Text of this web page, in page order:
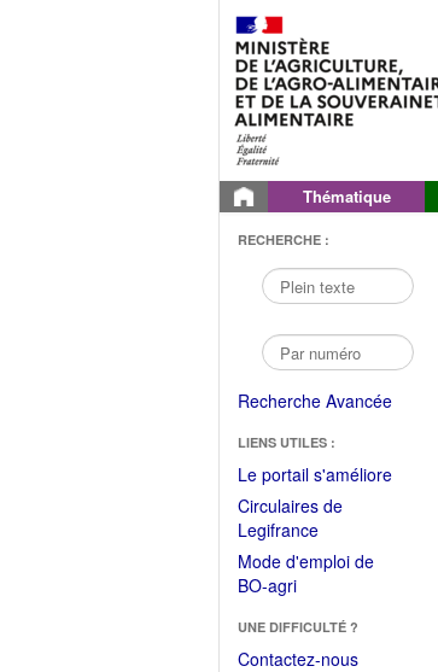
Thématique
RECHERCHE :
Recherche Avancée
LIENS UTILES :
Le portail s'améliore(Fichier
Circulaires de
Legifrance(Ouvrir
dans
une
fenêtre)
Mode d'emploi de
BO-agri(Ouvrir
une
nouvelle
UNE DIFFICULTÉ ?
Contactez-nous